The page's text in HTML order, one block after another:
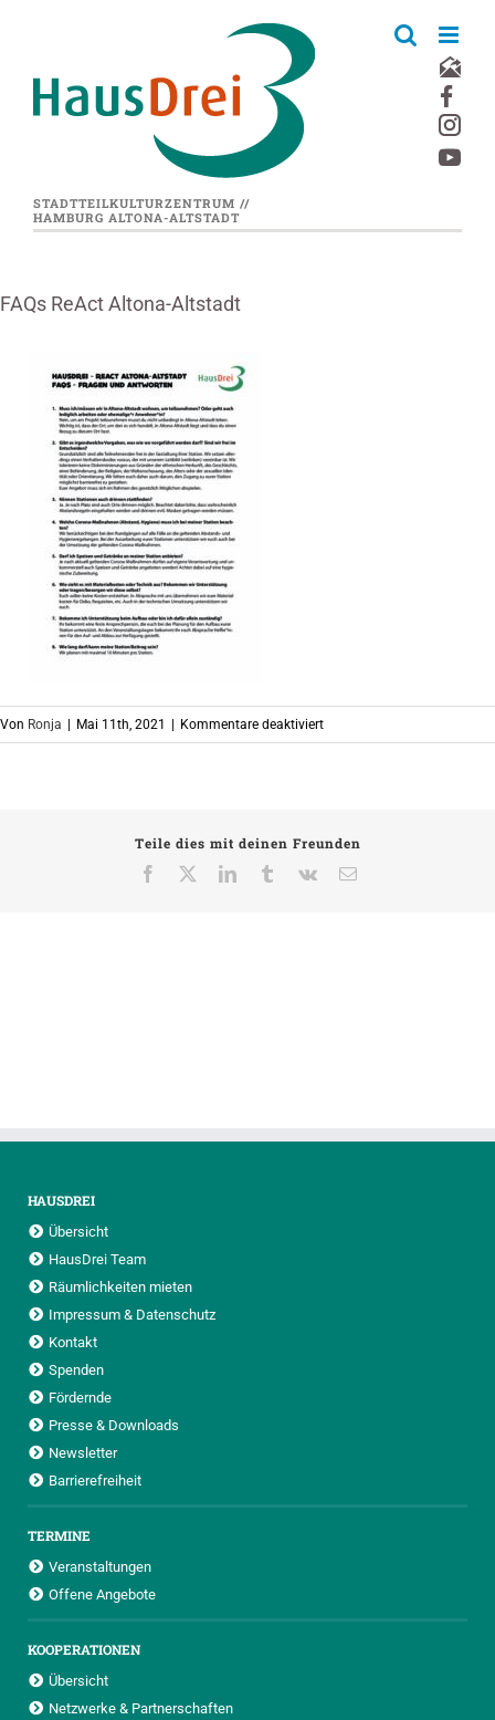
STADTTEILKULTURZENTRUM //
HAMBURG ALTONA-ALTSTADT
FAQs ReAct Altona-Altstadt
Von Ronja Mai 11th, 2021 Kommentare deaktiviertfür
FAQs
Teile dies mit deinen Freunden
Facebook
LinkedInTumblrVk
E-
HAUSDREI
Übersicht
HausDrei Team
Räumlichkeiten mieten
Impressum & Datenschutz
Kontakt
Spenden
Fördernde
Presse & Downloads
Newsletter
Barrierefreiheit
TERMINE
Veranstaltungen
Offene Angebote
KOOPERATIONEN
Übersicht
Netzwerke & Partnerschaften